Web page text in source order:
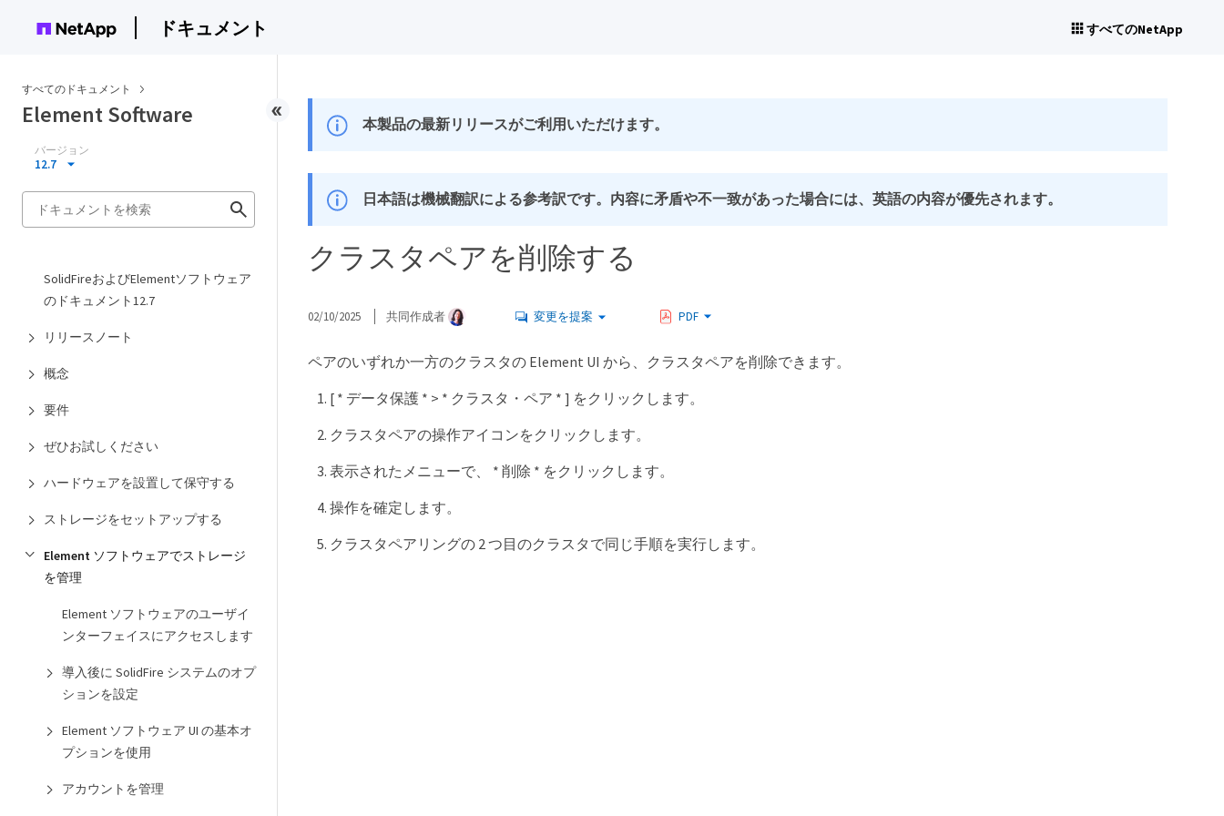
ドキュメント すべてのNetApp
すべてのドキュメント
Element Software
バージョン
12.7
SolidFireおよびElementソフトウェア
のドキュメント12.7
リリースノート
概念
要件
ぜひお試しください
ハードウェアを設置して保守する
ストレージをセットアップする
Element ソフトウェアでストレージ
を管理
Element ソフトウェアのユーザイ
ンターフェイスにアクセスします
導入後に SolidFire システムのオプ
ションを設定
Element ソフトウェア UI の基本オ
プションを使用
アカウントを管理
本製品の最新リリースがご利用いただけます。
日本語は機械翻訳による参考訳です。内容に矛盾や不一致があった場合には、英語の内容が優先されます。
クラスタペアを削除する
02/10/2025 共同作成者 変更を提案 PDF
ペアのいずれか一方のクラスタの Element UI から、クラスタペアを削除できます。
[ * データ保護 * > * クラスタ・ペア * ] をクリックします。
クラスタペアの操作アイコンをクリックします。
表示されたメニューで、 * 削除 * をクリックします。
操作を確定します。
クラスタペアリングの 2 つ目のクラスタで同じ手順を実行します。